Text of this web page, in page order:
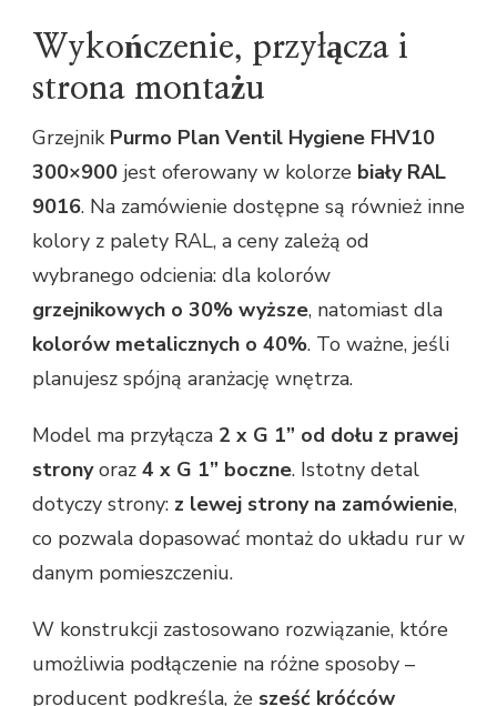
Wykończenie, przyłącza i
strona montażu
Grzejnik Purmo Plan Ventil Hygiene FHV10
300×900 jest oferowany w kolorze biały RAL
9016. Na zamówienie dostępne są również inne
kolory z palety RAL, a ceny zależą od
wybranego odcienia: dla kolorów
grzejnikowych o 30% wyższe, natomiast dla
kolorów metalicznych o 40%. To ważne, jeśli
planujesz spójną aranżację wnętrza.
Model ma przyłącza 2 x G 1” od dołu z prawej
stronyoraz 4 x G 1” boczne. Istotny detal
dotyczy strony: z lewej strony na zamówienie,
co pozwala dopasować montaż do układu rur w
danym pomieszczeniu.
W konstrukcji zastosowano rozwiązanie, które
umożliwia podłączenie na różne sposoby –
producent podkreśla, że sześć króćców